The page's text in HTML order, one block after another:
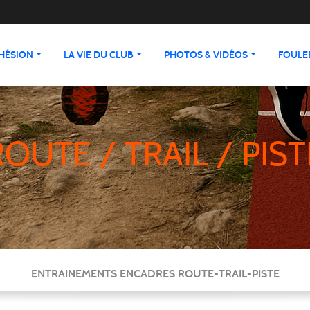
LA VIE DU CLUB PHOTOS & VIDÉOS
/ TRAIL /
ENTRAINEMENTS ENCADRES ROUTE-TRAIL-PISTE